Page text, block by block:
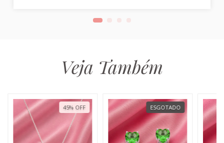
Veja Também
45% OFF ESGOTADO